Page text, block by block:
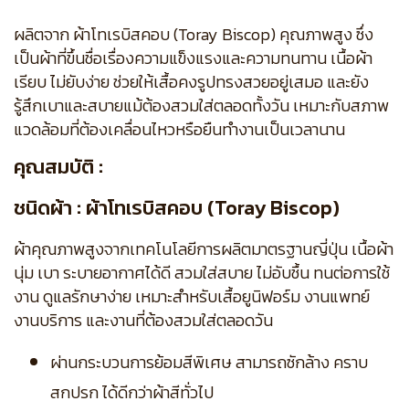
ผลิตจาก ผ้าโทเรบิสคอบ (Toray Biscop) คุณภาพสูง ซึ่ง
เป็นผ้าที่ขึ้นชื่อเรื่องความแข็งแรงและความทนทาน เนื้อผ้า
เรียบ ไม่ยับง่าย ช่วยให้เสื้อคงรูปทรงสวยอยู่เสมอ และยัง
รู้สึกเบาและสบายแม้ต้องสวมใส่ตลอดทั้งวัน เหมาะกับสภาพ
แวดล้อมที่ต้องเคลื่อนไหวหรือยืนทำงานเป็นเวลานาน
คุณสมบัติ :
ชนิดผ้า : ผ้าโทเรบิสคอบ (Toray Biscop)
ผ้าคุณภาพสูงจากเทคโนโลยีการผลิตมาตรฐานญี่ปุ่น เนื้อผ้า
นุ่ม เบา ระบายอากาศได้ดี สวมใส่สบาย ไม่อับชื้น ทนต่อการใช้
งาน ดูแลรักษาง่าย เหมาะสำหรับเสื้อยูนิฟอร์ม งานแพทย์
งานบริการ และงานที่ต้องสวมใส่ตลอดวัน
ผ่านกระบวนการย้อมสีพิเศษ สามารถซักล้าง คราบ
สกปรก ได้ดีกว่าผ้าสีทั่วไป